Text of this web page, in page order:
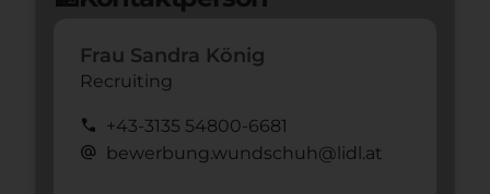
Frau Sandra König
Recruiting
call +43-3135 54800-6681
alternate_email bewerbung.wundschuh@lidl.at